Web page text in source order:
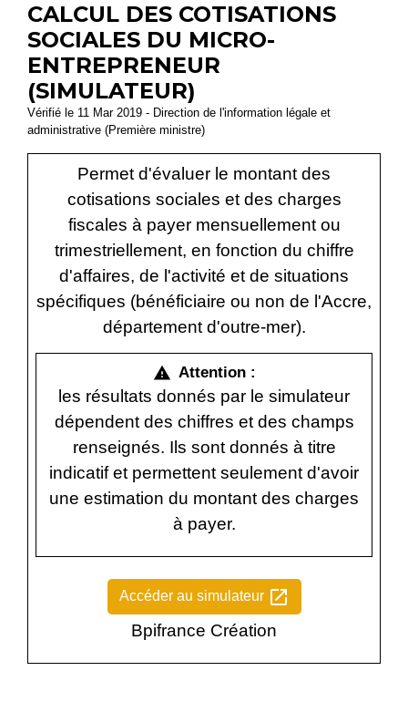
CALCUL DES COTISATIONS
SOCIALES DU MICRO-
ENTREPRENEUR
(SIMULATEUR)
Vérifié le 11 Mar 2019 - Direction de l'information légale et
administrative (Première ministre)
Permet d'évaluer le montant des
cotisations sociales et des charges
fiscales à payer mensuellement ou
trimestriellement, en fonction du chiffre
d'affaires, de l'activité et de situations
spécifiques (bénéficiaire ou non de l'Accre,
département d'outre-mer).
warning Attention :
les résultats donnés par le simulateur
dépendent des chiffres et des champs
renseignés. Ils sont donnés à titre
indicatif et permettent seulement d'avoir
une estimation du montant des charges
à payer.
Accéder au simulateur open_in_new
Bpifrance Création